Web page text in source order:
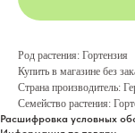
Род растения: Гортензия
Купить в магазине без
Страна производитель:
Семейство растения:
Расшифровка условных